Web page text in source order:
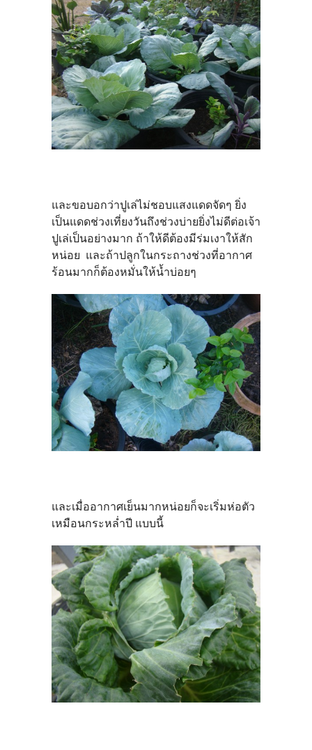
และขอบอกว่าปูเล่ไม่ชอบแสงแดดจัดๆ ยิ่ง
เป็นแดดช่วงเที่ยงวันถึงช่วงบ่ายยิ่งไม่ดีต่อเจ้า
ปูเล่เป็นอย่างมาก ถ้าให้ดีต้องมีร่มเงาให้สัก
หน่อย และถ้าปลูกในกระถางช่วงที่อากาศ
ร้อนมากก็ต้องหมั่นให้น้ำบ่อยๆ
และเมื่ออากาศเย็นมากหน่อยก็จะเริ่มห่อตัว
เหมือนกระหล่ำปี แบบนี้